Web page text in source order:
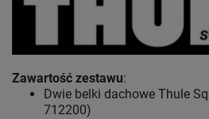
Zawartość zestawu:
Dwie belki dachowe Thule
712200)